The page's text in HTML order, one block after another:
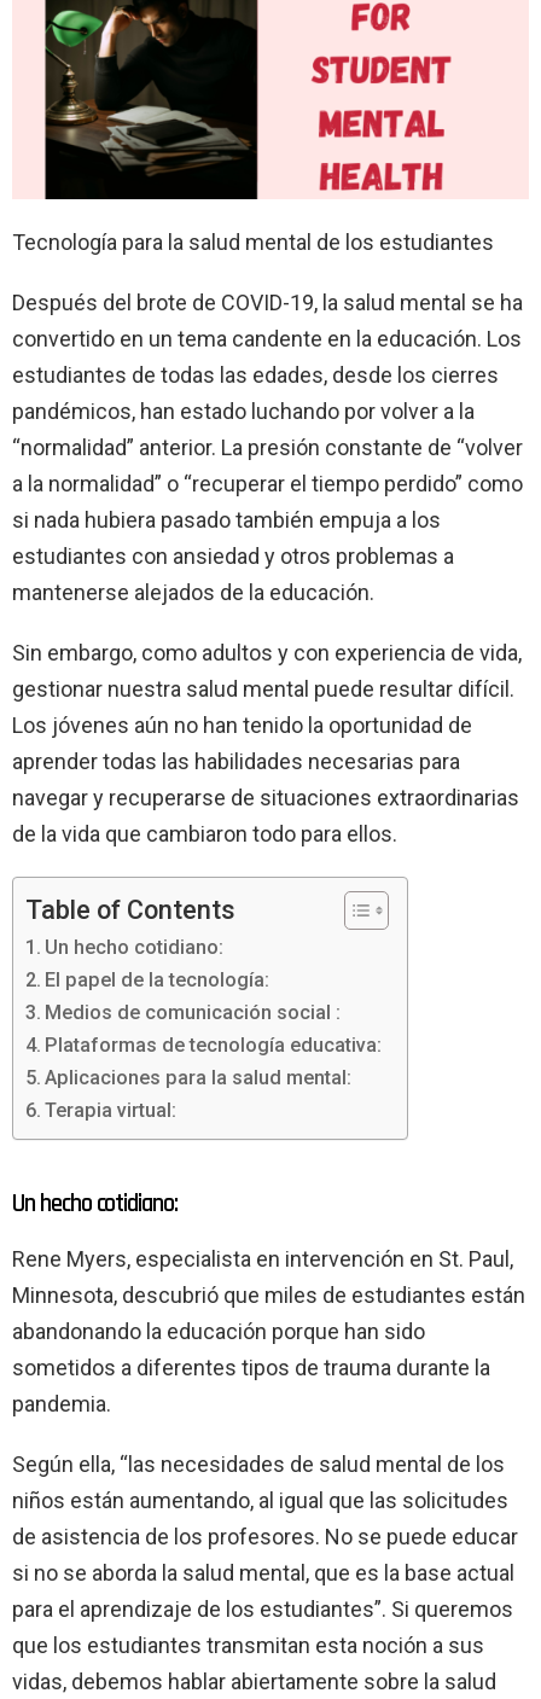
Tecnología para la salud mental de los estudiantes
Después del brote de COVID-19, la salud mental se ha
convertido en un tema candente en la educación. Los
estudiantes de todas las edades, desde los cierres
pandémicos, han estado luchando por volver a la
“normalidad” anterior. La presión constante de “volver
a la normalidad” o “recuperar el tiempo perdido” como
si nada hubiera pasado también empuja a los
estudiantes con ansiedad y otros problemas a
mantenerse alejados de la educación.
Sin embargo, como adultos y con experiencia de vida,
gestionar nuestra salud mental puede resultar difícil.
Los jóvenes aún no han tenido la oportunidad de
aprender todas las habilidades necesarias para
navegar y recuperarse de situaciones extraordinarias
de la vida que cambiaron todo para ellos.
Table of Contents
Un hecho cotidiano:
El papel de la tecnología:
Medios de comunicación social :
Plataformas de tecnología educativa:
Aplicaciones para la salud mental:
Terapia virtual:
Un hecho cotidiano:
Rene Myers, especialista en intervención en St. Paul,
Minnesota, descubrió que miles de estudiantes están
abandonando la educación porque han sido
sometidos a diferentes tipos de trauma durante la
pandemia.
Según ella, “las necesidades de salud mental de los
niños están aumentando, al igual que las solicitudes
de asistencia de los profesores. No se puede educar
si no se aborda la salud mental, que es la base actual
para el aprendizaje de los estudiantes”. Si queremos
que los estudiantes transmitan esta noción a sus
vidas, debemos hablar abiertamente sobre la salud